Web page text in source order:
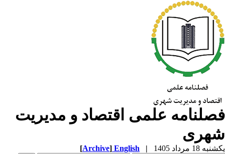
علمی اقتصاد و مدیریت
18 مرداد 1405 |
English
[Archive]